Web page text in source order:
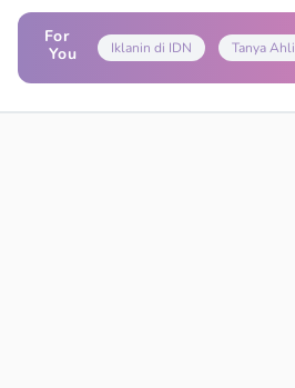
For
You
Iklanin di IDN Tanya Ahli